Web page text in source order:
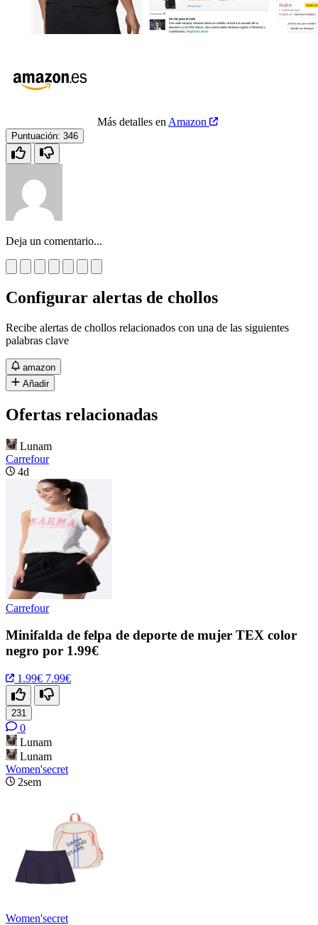
Más detalles en Amazon
Puntuación: 346
Deja un comentario...
Configurar alertas de chollos
Recibe alertas de chollos relacionados con una de las siguientes
palabras clave
amazon
Añadir
Ofertas relacionadas
Lunam
Carrefour
4d
Carrefour
Minifalda de felpa de deporte de mujer TEX color
negro por 1.99€
1.99€ 7.99€
231
0
Lunam
Lunam
Women'secret
2sem
Women'secret